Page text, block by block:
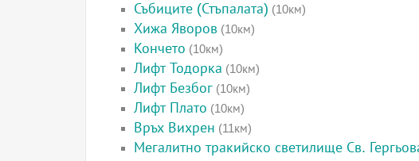
Събиците (Стъпалата) (10км)
Хижа Яворов (10км)
Кончето (10км)
Лифт Тодорка (10км)
Лифт Безбог (10км)
Лифт Плато (10км)
Връх Вихрен (11км)
Мегалитно тракийско светилище Св.